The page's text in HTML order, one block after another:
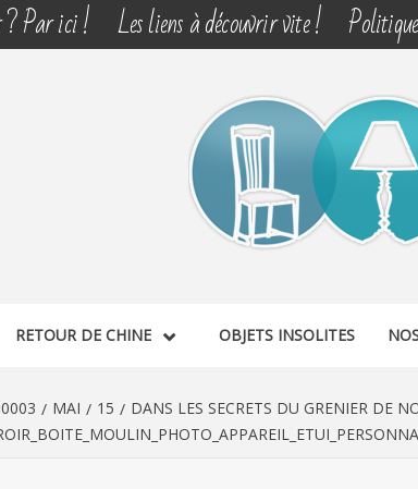
? Par ici ! Les liens à découvrir vite !
&
RETOUR DE CHINE OBJETS INSOLITES
MAI 15
DANS LES SECRETS DU GRENIER DE